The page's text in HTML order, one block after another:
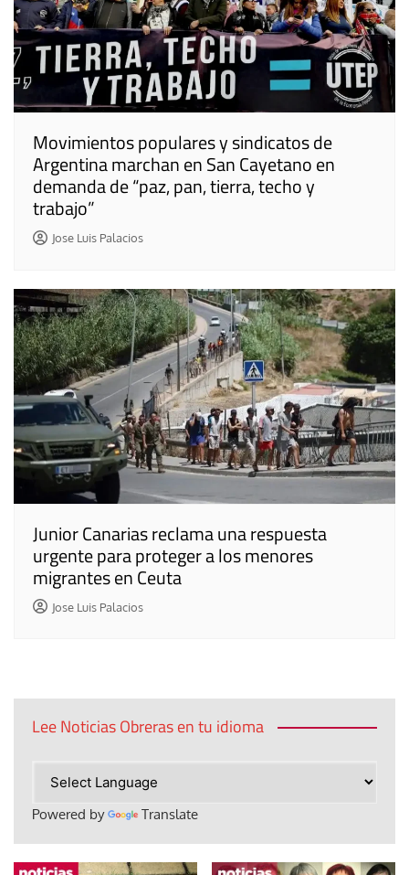
Movimientos populares y sindicatos de
Argentina marchan en San Cayetano en
demanda de “paz, pan, tierra, techo y
trabajo”
Jose Luis Palacios
Junior Canarias reclama una respuesta
urgente para proteger a los menores
migrantes en Ceuta
Jose Luis Palacios
Lee Noticias Obreras en tu idioma
Powered by Translate